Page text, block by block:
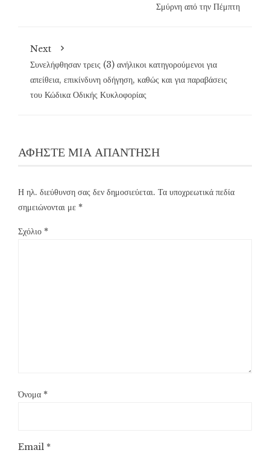
Σμύρνη από την Πέμπτη
Next
Συνελήφθησαν τρεις (3) ανήλικοι κατηγορούμενοι για
απείθεια, επικίνδυνη οδήγηση, καθώς και για παραβάσεις
του Κώδικα Οδικής Κυκλοφορίας
ΑΦΉΣΤΕ ΜΙΑ ΑΠΆΝΤΗΣΗ
Η ηλ. διεύθυνση σας δεν δημοσιεύεται. Τα υποχρεωτικά πεδία
σημειώνονται με *
Σχόλιο *
Όνομα *
Email *